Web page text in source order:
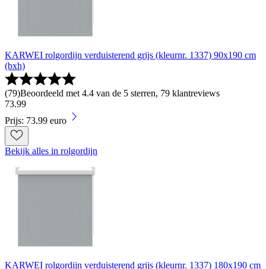
KARWEI rolgordijn verduisterend grijs (kleurnr. 1337) 90x190 cm
(bxh)
(79)Beoordeeld met 4.4 van de 5 sterren, 79 klantreviews
73.99
Prijs: 73.99 euro
Bekijk alles in rolgordijn
KARWEI rolgordijn verduisterend grijs (kleurnr. 1337) 180x190 cm